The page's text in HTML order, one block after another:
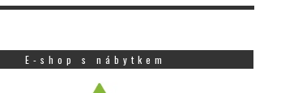
E-shop s nábytkem